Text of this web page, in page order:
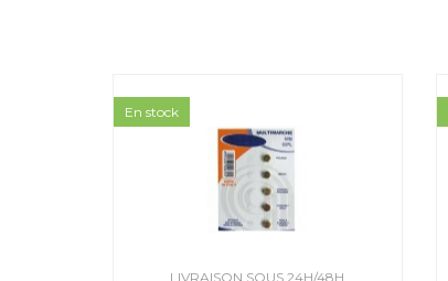
LIVRAISON SOUS 24H/48H
En stock